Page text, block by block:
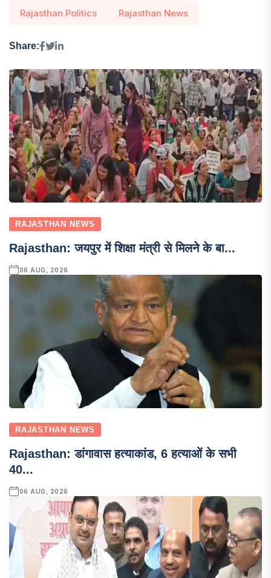
Rajasthan Politics Rajasthan News
Share:
RAJASTHAN NEWS
Rajasthan: जयपुर में शिक्षा मंत्री से मिलने के बा...
06 AUG, 2026
RAJASTHAN NEWS
Rajasthan: डांगावास हत्याकांड, 6 हत्याओं के सभी
40...
06 AUG, 2026